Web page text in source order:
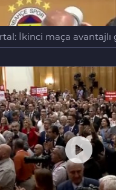
İkinci maça